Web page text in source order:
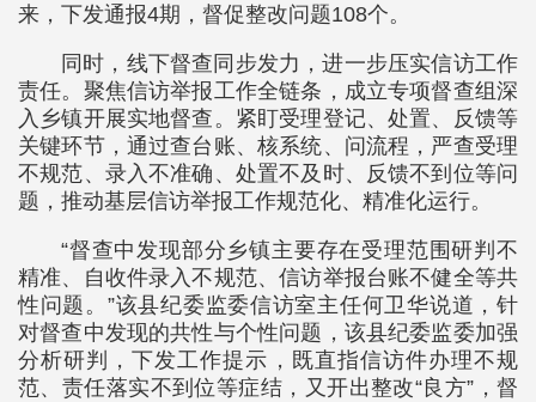
来，下发通报4期，督促整改问题108个。
同时，线下督查同步发力，进一步压实信访工作
责任。聚焦信访举报工作全链条，成立专项督查组深
入乡镇开展实地督查。紧盯受理登记、处置、反馈等
关键环节，通过查台账、核系统、问流程，严查受理
不规范、录入不准确、处置不及时、反馈不到位等问
题，推动基层信访举报工作规范化、精准化运行。
“督查中发现部分乡镇主要存在受理范围研判不
精准、自收件录入不规范、信访举报台账不健全等共
性问题。”该县纪委监委信访室主任何卫华说道，针
对督查中发现的共性与个性问题，该县纪委监委加强
分析研判，下发工作提示，既直指信访件办理不规
范、责任落实不到位等症结，又开出整改“良方”，督